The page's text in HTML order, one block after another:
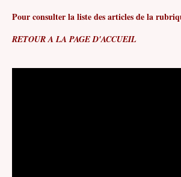
Pour consulter la liste des articles de la
RETOUR A LA PAGE D'ACCUEIL